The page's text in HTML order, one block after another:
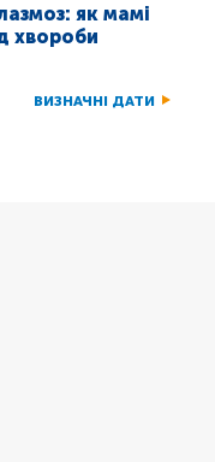
як мамі
хвороби
ВИЗНАЧНІ ДАТИ